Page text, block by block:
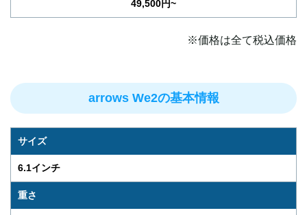
49,500円~
※価格は全て税込価格
arrows We2の基本情報
サイズ
6.1インチ
重さ